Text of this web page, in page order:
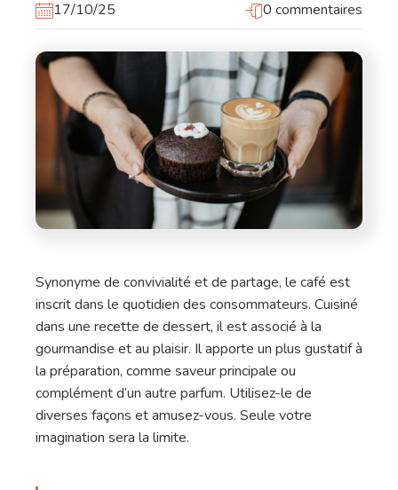
17/10/25
0 commentaires
Synonyme de convivialité et de partage, le café est
inscrit dans le quotidien des consommateurs. Cuisiné
dans une recette de dessert, il est associé à la
gourmandise et au plaisir. Il apporte un plus gustatif à
la préparation, comme saveur principale ou
complément d’un autre parfum. Utilisez-le de
diverses façons et amusez-vous. Seule votre
imagination sera la limite.